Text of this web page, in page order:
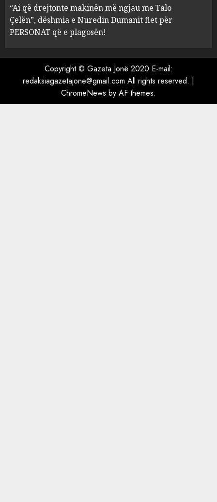
4
Berishën
MARCH 25, 2025
ngjau me Talo Çelën”,
dëshmia e Nuredin Dumanit
flet për PERSONAT që e
plagosën!
“Ai që drejtonte makinën më ngjau me Talo
Çelën”, dëshmia e Nuredin Dumanit flet për
PERSONAT që e plagosën!
Copyright © Gazeta Jonë 2020 E-mail:
redaksiagazetajone@gmail.com All rights reserved. |
ChromeNews by AF themes.